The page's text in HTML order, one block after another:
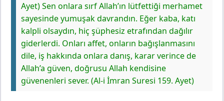
Ayet)Sen onlara sırf Allah’ın lütfettiği merhamet
sayesinde yumuşak davrandın. Eğer kaba, katı
kalpli olsaydın, hiç şüphesiz etrafından dağılır
giderlerdi. Onları affet, onların bağışlanmasını
dile, iş hakkında onlara danış, karar verince de
Allah’a güven, doğrusu Allah kendisine
güvenenleri sever. (Al-i İmran Suresi 159. Ayet)